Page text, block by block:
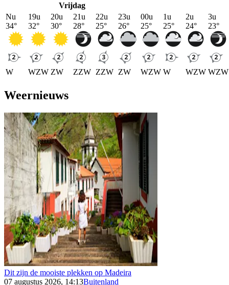
Vrijdag
Nu
34°
W
19u
32°
WZW
20u
30°
ZW
21u
28°
ZZW
22u
25°
ZZW
23u
26°
ZW
00u
25°
WZW
1u
25°
W
2u
24°
WZW
3u
23°
WZW
Weernieuws
Dit zijn de mooiste plekken op Madeira
07 augustus 2026, 14:13Buitenland